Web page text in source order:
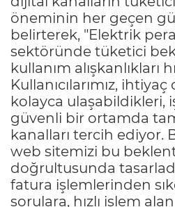
öneminin her geçen
belirterek, "Elektrik
sektöründe tüketici
kullanım alışkanlıkları
Kullanıcılarımız,
kolayca ulaşabildikleri,
güvenli bir ortamda
kanalları tercih ediyor.
web sitemizi bu
doğrultusunda
fatura işlemlerinden
sorulara, hızlı işlem